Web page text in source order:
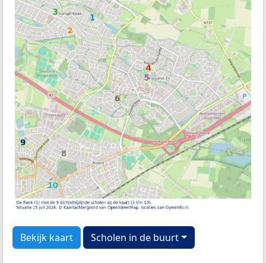
Bekijk kaart Scholen in de buurt